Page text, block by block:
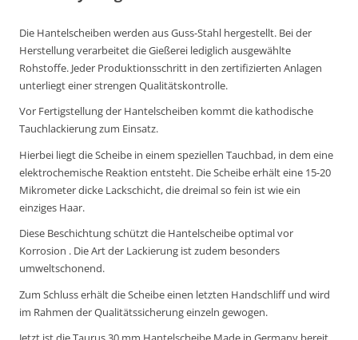
Die Hantelscheiben werden aus Guss-Stahl hergestellt. Bei der
Herstellung verarbeitet die Gießerei lediglich ausgewählte
Rohstoffe. Jeder Produktionsschritt in den zertifizierten Anlagen
unterliegt einer strengen Qualitätskontrolle.
Vor Fertigstellung der Hantelscheiben kommt die kathodische
Tauchlackierung zum Einsatz.
Hierbei liegt die Scheibe in einem speziellen Tauchbad, in dem eine
elektrochemische Reaktion entsteht. Die Scheibe erhält eine 15-20
Mikrometer dicke Lackschicht, die dreimal so fein ist wie ein
einziges Haar.
Diese Beschichtung schützt die Hantelscheibe optimal vor
Korrosion . Die Art der Lackierung ist zudem besonders
umweltschonend.
Zum Schluss erhält die Scheibe einen letzten Handschliff und wird
im Rahmen der Qualitätssicherung einzeln gewogen.